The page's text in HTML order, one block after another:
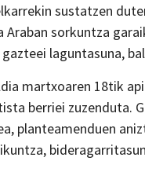
sustatzen
Araban sorkuntza
laguntasuna,
martxoaren 18tik
berriei zuzenduta.
planteamenduen